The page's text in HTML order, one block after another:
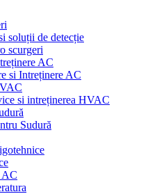
soluții de detecție
scurgeri
AC
si Intreținere AC
si intreținerea HVAC
Sudură
AC